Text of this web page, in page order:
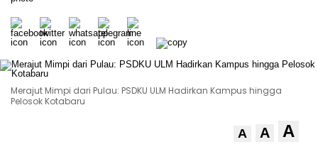
Merajut Mimpi dari Pulau: PSDKU ULM Hadirkan Kampus hingga
Pelosok Kotabaru
A A A